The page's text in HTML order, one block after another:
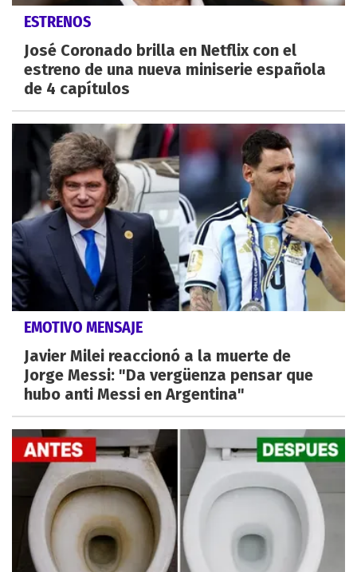
ESTRENOS
José Coronado brilla en Netflix con el
estreno de una nueva miniserie española
de 4 capítulos
EMOTIVO MENSAJE
Javier Milei reaccionó a la muerte de
Jorge Messi: "Da vergüenza pensar que
hubo anti Messi en Argentina"